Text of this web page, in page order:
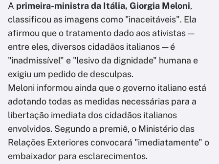
A primeira-ministra da Itália, Giorgia Meloni,
classificou as imagens como "inaceitáveis". Ela
afirmou que o tratamento dado aos ativistas —
entre eles, diversos cidadãos italianos — é
"inadmissível" e "lesivo da dignidade" humana e
exigiu um pedido de desculpas.
Meloni informou ainda que o governo italiano está
adotando todas as medidas necessárias para a
libertação imediata dos cidadãos italianos
envolvidos. Segundo a premiê, o Ministério das
Relações Exteriores convocará "imediatamente" o
embaixador para esclarecimentos.